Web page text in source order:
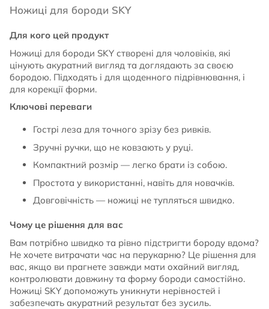
Ножиці для бороди SKY
Для кого цей продукт
Ножиці для бороди SKY створені для чоловіків, які
цінують акуратний вигляд та доглядають за своєю
бородою. Підходять і для щоденного підрівнювання, і
для корекції форми.
Ключові переваги
Гострі леза для точного зрізу без ривків.
Зручні ручки, що не ковзають у руці.
Компактний розмір — легко брати із собою.
Простота у використанні, навіть для новачків.
Довговічність — ножиці не тупляться швидко.
Чому це рішення для вас
Вам потрібно швидко та рівно підстригти бороду вдома?
Не хочете витрачати час на перукарню? Це рішення для
вас, якщо ви прагнете завжди мати охайний вигляд,
контролювати довжину та форму бороди самостійно.
Ножиці SKY допоможуть уникнути нерівностей і
забезпечать акуратний результат без зусиль.